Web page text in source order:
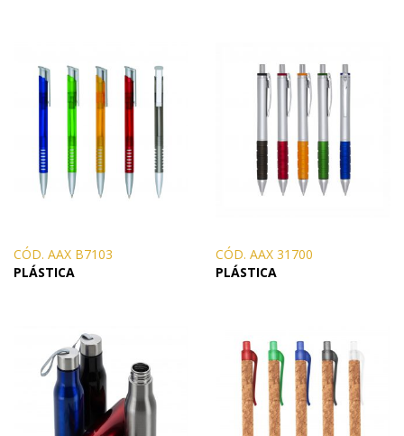
CÓD. AAX B7103
PLÁSTICA
CÓD. AAX 31700
PLÁSTICA